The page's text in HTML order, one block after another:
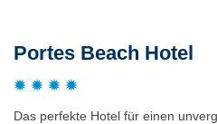
Portes Beach Hotel
Das perfekte Hotel für einen